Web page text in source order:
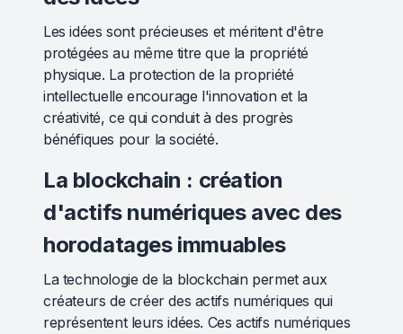
Les idées sont précieuses et méritent d'être
protégées au même titre que la propriété
physique. La protection de la propriété
intellectuelle encourage l'innovation et la
créativité, ce qui conduit à des progrès
bénéfiques pour la société.
La blockchain : création
d'actifs numériques avec des
horodatages immuables
La technologie de la blockchain permet aux
créateurs de créer des actifs numériques qui
représentent leurs idées. Ces actifs numériques